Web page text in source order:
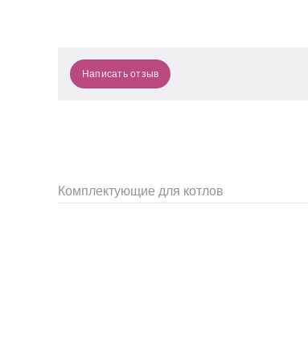
Написать отзыв
Комплектующие для котлов